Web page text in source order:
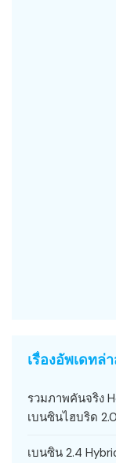
เรื่องอัพเดทล่
รวมภาพคันจริง
เบนซินไฮบริด
เบนซิน 2.4